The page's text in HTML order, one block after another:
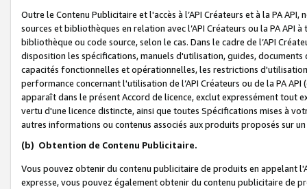
Outre le Contenu Publicitaire et l'accès à l’API Créateurs et à la PA
sources et bibliothèques en relation avec l’API Créateurs ou la PA
bibliothèque ou code source, selon le cas. Dans le cadre de l’API
disposition les spécifications, manuels d'utilisation, guides,
capacités fonctionnelles et opérationnelles, les restrictions
performance concernant l'utilisation de l’API Créateurs ou de la PA
apparaît dans le présent Accord de licence, exclut expressément tout
vertu d'une licence distincte, ainsi que toutes Spécifications mises à
autres informations ou contenus associés aux produits proposés sur
(b) Obtention de Contenu Publicitaire.
Vous pouvez obtenir du contenu publicitaire de produits en appelant
expresse, vous pouvez également obtenir du contenu publicitaire de